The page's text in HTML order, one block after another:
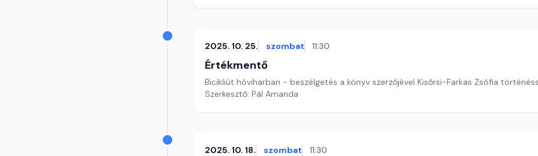
2025. 10. 25. szombat 11:30
Értékmentő
Bicikliút hóviharban - beszélgetés a könyv szerzőjével Kisőrsi-Farkas Zsófia
Szerkesztő: Pál Amanda
2025. 10. 18. szombat 11:30